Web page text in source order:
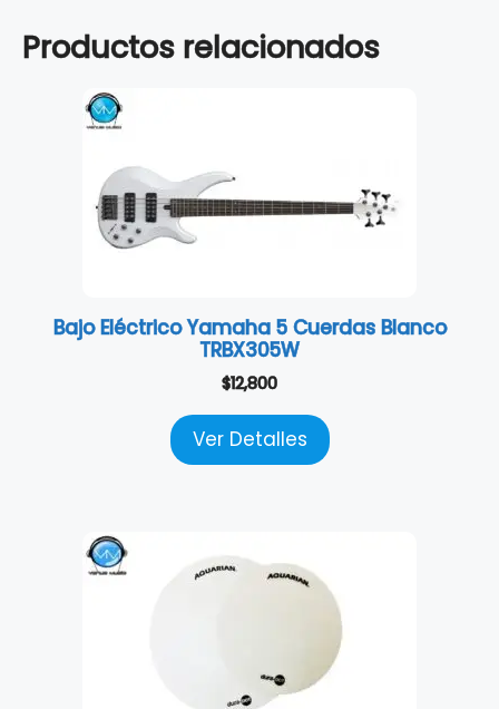
Productos relacionados
Bajo Eléctrico Yamaha 5 Cuerdas Blanco
TRBX305W
$12,800
Ver Detalles